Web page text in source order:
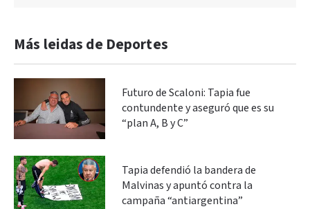
Más leidas de Deportes
Futuro de Scaloni: Tapia fue
contundente y aseguró que es su
“plan A, B y C”
Tapia defendió la bandera de
Malvinas y apuntó contra la
campaña “antiargentina”